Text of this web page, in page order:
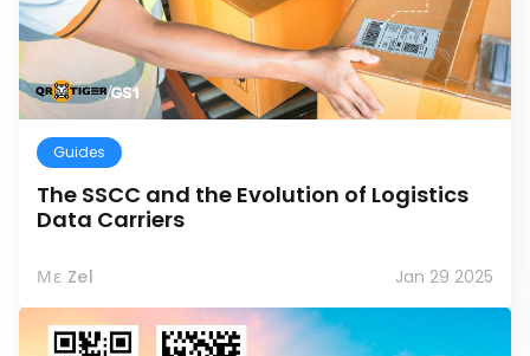
Guides
The SSCC and the Evolution of Logistics
Data Carriers
Με Zel Jan 29 2025